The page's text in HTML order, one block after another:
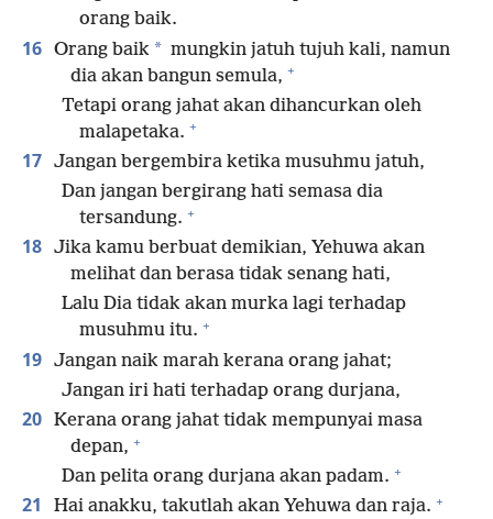
orang baik.
16 Orang baik * mungkin jatuh tujuh kali, namun
dia akan bangun semula, +
Tetapi orang jahat akan dihancurkan oleh
malapetaka. +
17 Jangan bergembira ketika musuhmu jatuh,
Dan jangan bergirang hati semasa dia
tersandung. +
18 Jika kamu berbuat demikian, Yehuwa akan
melihat dan berasa tidak senang hati,
Lalu Dia tidak akan murka lagi terhadap
musuhmu itu. +
19 Jangan naik marah kerana orang jahat;
Jangan iri hati terhadap orang durjana,
20 Kerana orang jahat tidak mempunyai masa
depan, +
Dan pelita orang durjana akan padam. +
21 Hai anakku, takutlah akan Yehuwa dan raja. +